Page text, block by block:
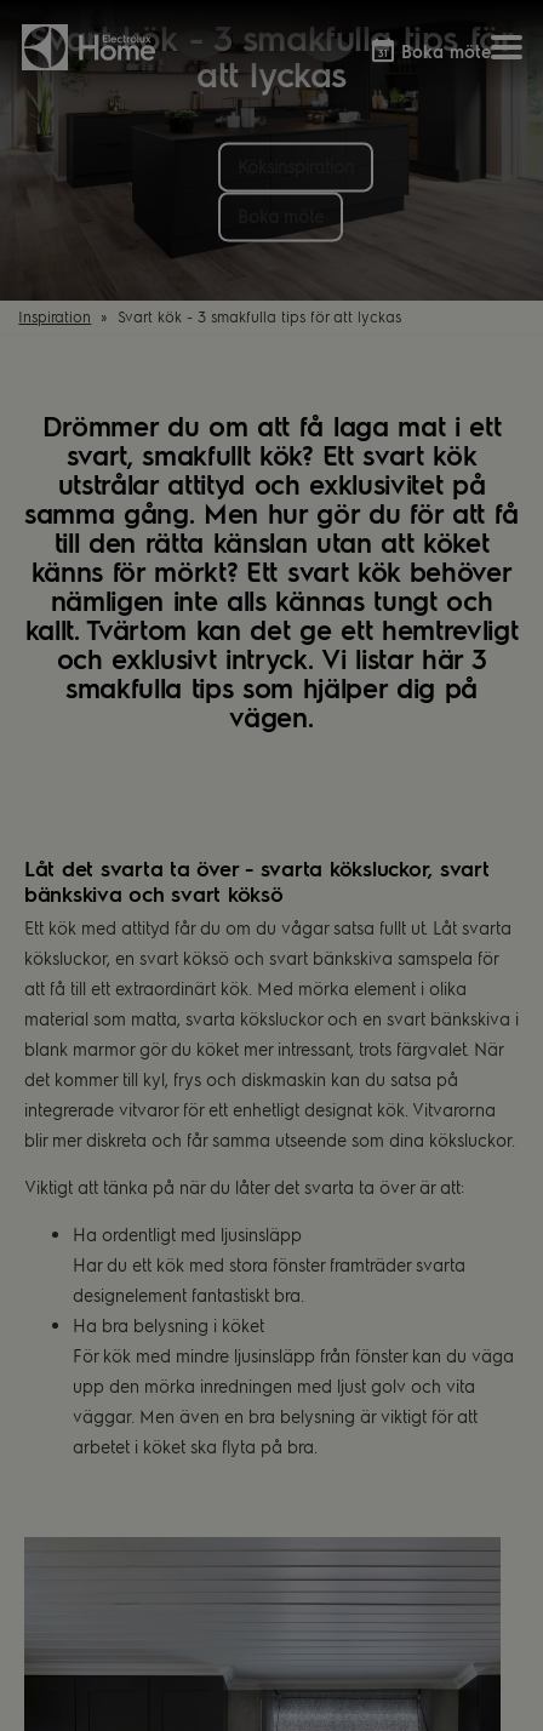
Boka möte
Våra kök
Inspiration
Förvaring
Välja garderobslösning
Vitvaror
Tvätt & Tork
Dammsugare
Hem & Hushåll
Svart kök - 3 smakfulla tips för
att lyckas
Inspiration Svart kök - 3 smakfulla tips för att lyckas
Drömmer du om att få laga mat i ett
svart, smakfullt kök? Ett svart kök
utstrålar attityd och exklusivitet på
samma gång. Men hur gör du för att få
till den rätta känslan utan att köket
känns för mörkt? Ett svart kök behöver
nämligen inte alls kännas tungt och
kallt. Tvärtom kan det ge ett hemtrevligt
och exklusivt intryck. Vi listar här 3
smakfulla tips som hjälper dig på
vägen.
Låt det svarta ta över - svarta köksluckor, svart
bänkskiva och svart köksö
Ett kök med attityd får du om du vågar satsa fullt ut. Låt svarta
köksluckor, en svart köksö och svart bänkskiva samspela för
att få till ett extraordinärt kök. Med mörka element i olika
material som matta, svarta köksluckor och en svart bänkskiva i
blank marmor gör du köket mer intressant, trots färgvalet. När
det kommer till kyl, frys och diskmaskin kan du satsa på
integrerade vitvaror för ett enhetligt designat kök. Vitvarorna
blir mer diskreta och får samma utseende som dina köksluckor.
Viktigt att tänka på när du låter det svarta ta över är att:
Ha ordentligt med ljusinsläpp
Har du ett kök med stora fönster framträder svarta
designelement fantastiskt bra.
Ha bra belysning i köket
För kök med mindre ljusinsläpp från fönster kan du väga
upp den mörka inredningen med ljust golv och vita
väggar. Men även en bra belysning är viktigt för att
arbetet i köket ska flyta på bra.